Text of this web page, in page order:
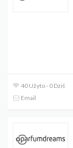
40 Użyto - 0 Dziś
Email